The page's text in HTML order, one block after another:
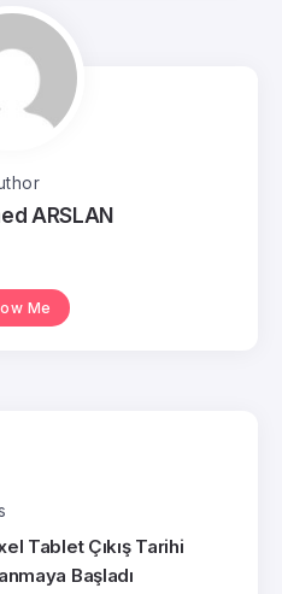
ARSLAN
Me
Tablet Çıkış Tarihi
Başladı